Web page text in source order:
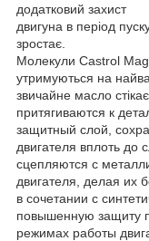
додатковий захист
двигуна в період
зростає.
Молекули Castrol
утримуються на
звичайне масло
притягиваются к
защитный слой,
двигателя вплоть до
сцепляются с
двигателя, делая их
в сочетании с
повышенную защиту
режимах работы